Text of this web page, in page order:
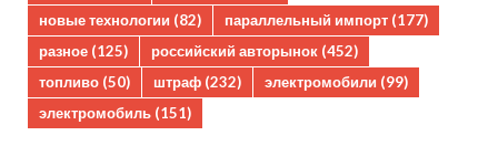
новые технологии (82) параллельный импорт (177)
разное (125) российский авторынок (452)
топливо (50) штраф (232) электромобили (99)
электромобиль (151)